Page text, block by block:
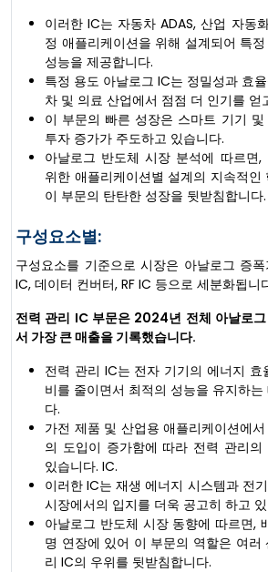
이러한 IC는 자동차 ADAS, 산업 자동
정 애플리케이션을 위해 설계되어 특
성능을 제공합니다.
특정 용도 아날로그 IC는 정밀성과 효
차 및 의료 산업에서 점점 더 인기를 얻
이 부문의 빠른 성장은 스마트 기기
투자 증가가 주도하고 있습니다.
아날로그 반도체 시장 분석에 따르면,
위한 애플리케이션별 설계의 지속적
이 부문의 탄탄한 성장을 뒷받침합니다.
구성요소별:
구성요소를 기준으로 시장은 아날로그 증
IC, 데이터 컨버터, RF IC 등으로 세분화됩니
전력 관리 IC 부문은 2024년 전체 아날로
서 가장 큰 매출을 기록했습니다.
전력 관리 IC는 전자 기기의 에너지 효
비를 줄이면서 최적의 성능을 유지하
다.
가전 제품 및 산업용 애플리케이션에
의 도입이 증가함에 따라 전력 관리
있습니다. IC.
이러한 IC는 재생 에너지 시스템과 전
시장에서의 입지를 더욱 공고히 하고
아날로그 반도체 시장 동향에 따르면,
명 연장에 있어 이 부문의 역할은 여러
리 IC의 우위를 뒷받침합니다.